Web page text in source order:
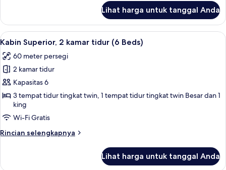
umum
Asrama
Umum
Ekonomi,
campuran,
kamar
mandi
umum
Lihat harga untuk tanggal Anda
Lihat
semua
foto
untuk
Kabin
Superior,
kamar
tidur
Kabin Superior, 2 kamar tidur (6
10
Kabin Superior, 2 kamar tidur (6 Beds)
60 meter persegi
2 kamar tidur
Kapasitas 6
3 tempat tidur tingkat twin, 1 tempat tidur tingkat twin Besar dan 1
king
Wi-Fi Gratis
Rincian selengkapnya
Rincian
Lihat harga untuk tanggal Anda